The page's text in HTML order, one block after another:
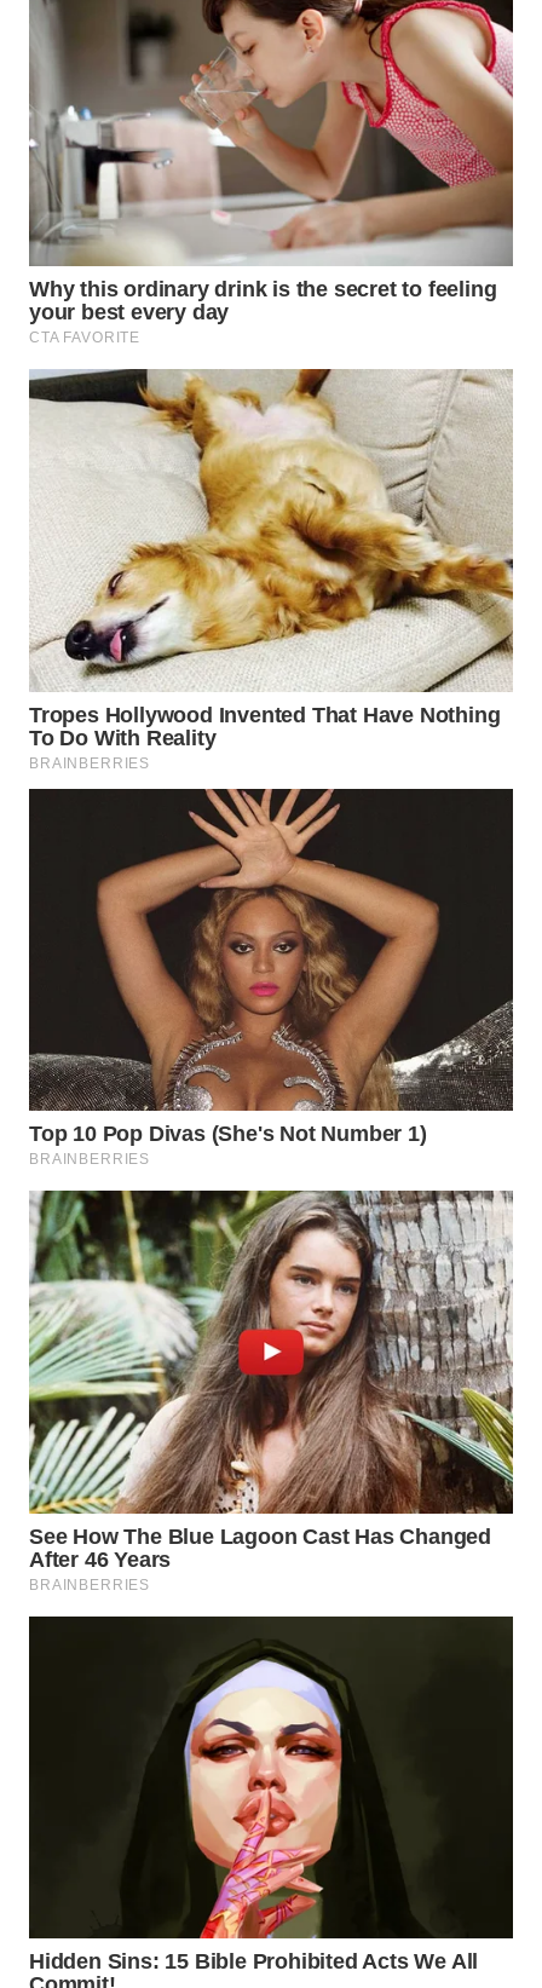
WN
SAMOSIR
WN
PADANG
LAWAS
SUMEDANG
WN
WN
KEPULAUAN
SERIBU
WN
TANGERANG
WN
BINJAI
WN
INDRAMAYU
WN
MAJALENGKA
WN
SUBANG
WN
SUKABUMI
WN
PURWAKARTA
WN
PRIANGAN
TIMUR
WN
WN
SURABAYA